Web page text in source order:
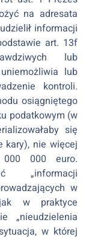
na adresata
informacji
art. 13f
lub
lub
kontroli.
osiągniętego
podatkowym (w
się
kary), nie więcej
000 000 euro.
„informacji
w
w praktyce
„nieudzielenia
w której